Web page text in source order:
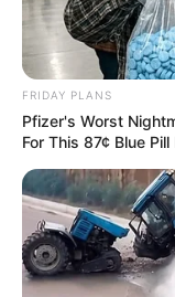
ราศีมังกร
ความรัก: คนโสด
ไม่โสด ที่คบหากัน
สัมพันธ์คืบหน้า แต่
รัก
FRIDAY PLANS
Pfizer's Worst
For This 87¢ Blue Pill